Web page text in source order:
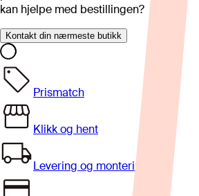
kan hjelpe med bestillingen?
Kontakt din nærmeste butikk
Prismatch
Klikk og hent
Levering og montering